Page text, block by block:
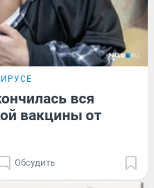
вся
вакцины от
Обсудить